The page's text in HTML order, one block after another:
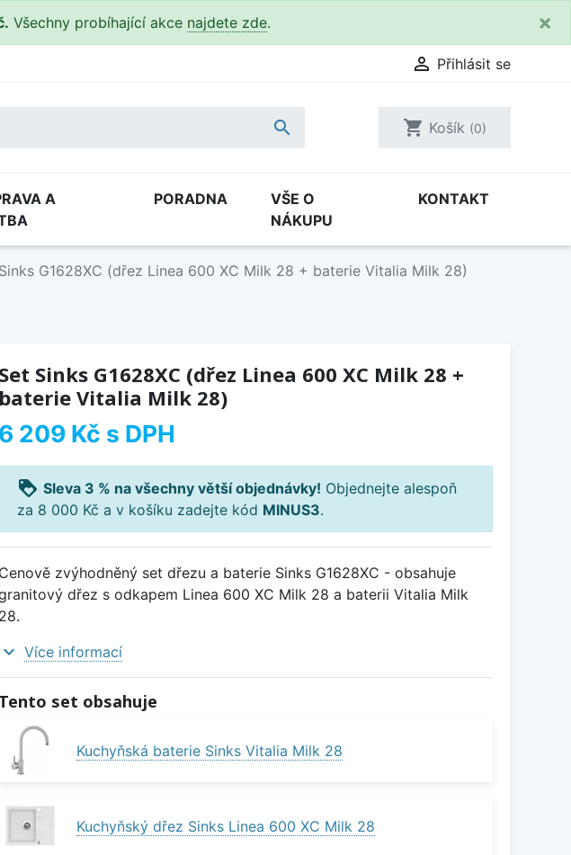
Všechny probíhající akce najdete zde. ×
 Přihlásit se
 shopping_cart Košík (0)
A
PORADNA
VŠE O
NÁKUPU
KONTAKT
G1628XC (dřez Linea 600 XC Milk 28 + baterie Vitalia Milk 28)
Set Sinks G1628XC (dřez Linea 600 XC Milk 28 +
baterie Vitalia Milk 28)
6 209 Kč s DPH
loyalty Sleva 3 % na všechny větší objednávky! Objednejte alespoň
za 8 000 Kč a v košíku zadejte kód MINUS3.
Cenově zvýhodněný set dřezu a baterie Sinks G1628XC - obsahuje
dřez s odkapem Linea 600 XC Milk 28 a baterii Vitalia Milk
28.
expand_more Více informací
Tento set obsahuje
Kuchyňská baterie Sinks Vitalia Milk 28
Kuchyňský dřez Sinks Linea 600 XC Milk 28